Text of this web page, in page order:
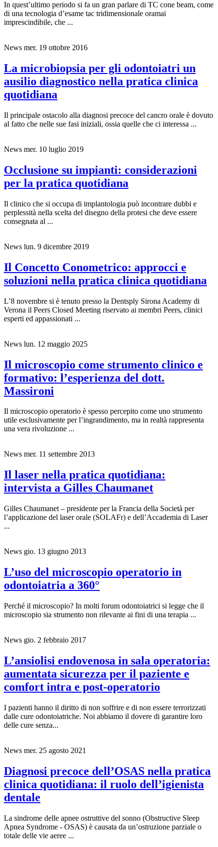
In quest’ultimo periodo si fa un gran parlare di TC cone beam, come
di una tecnologia d’esame tac tridimensionale oramai
imprescindibile, che ...
News mer. 19 ottobre 2016
La microbiopsia per gli odontoiatri un
ausilio diagnostico nella pratica clinica
quotidiana
Il principale ostacolo alla diagnosi precoce del cancro orale è dovuto
al fatto che nelle sue fasi iniziali, ossia quelle che ci interessa ...
News mer. 10 luglio 2019
Occlusione su impianti: considerazioni
per la pratica quotidiana
Il clinico che si occupa di implantologia può incontrare dubbi e
perplessità nella scelta del disegno della protesi che deve essere
consegnata al ...
News lun. 9 dicembre 2019
Il Concetto Conometrico: approcci e
soluzioni nella pratica clinica quotidiana
L’8 novembre si è tenuto presso la Dentsply Sirona Academy di
Verona il Peers Closed Meeting riservato ai membri Peers, clinici
esperti ed appassionati ...
News lun. 12 maggio 2025
Il microscopio come strumento clinico e
formativo: l’esperienza del dott.
Massironi
Il microscopio operatorio è spesso percepito come uno strumento
utile esclusivamente per l’ingrandimento, ma in realtà rappresenta
una vera rivoluzione ...
News mer. 11 settembre 2013
Il laser nella pratica quotidiana:
intervista a Gilles Chaumanet
Gilles Chaumanet – presidente per la Francia della Società per
l’applicazione del laser orale (SOLAFr) e dell’Accademia di Laser
...
News gio. 13 giugno 2013
L’uso del microscopio operatorio in
odontoiatria a 360°
Perché il microscopio? In molti forum odontoiatrici si legge che il
microscopio sia strumento non rilevante ai fini di una terapia ...
News gio. 2 febbraio 2017
L’ansiolisi endovenosa in sala operatoria:
aumentata sicurezza per il paziente e
comfort intra e post-operatorio
I pazienti hanno il diritto di non soffrire e di non essere terrorizzati
dalle cure odontoiatriche. Noi abbiamo il dovere di garantire loro
delle cure senza...
News mer. 25 agosto 2021
Diagnosi precoce dell’OSAS nella pratica
clinica quotidiana: il ruolo dell’igienista
dentale
La sindrome delle apnee ostruttive del sonno (Obstructive Sleep
Apnea Syndrome - OSAS) è causata da un’ostruzione parziale o
totale delle vie aeree ...